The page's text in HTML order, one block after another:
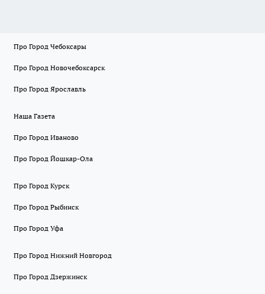
Про Город Чебоксары
Про Город Новочебоксарск
Про Город Ярославль
Наша Газета
Про Город Иваново
Про Город Йошкар-Ола
Про Город Курск
Про Город Рыбинск
Про Город Уфа
Про Город Нижний Новгород
Про Город Дзержинск